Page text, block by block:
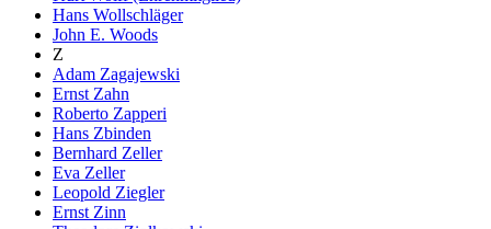
Hans Wollschläger
John E. Woods
Z
Adam Zagajewski
Ernst Zahn
Roberto Zapperi
Hans Zbinden
Bernhard Zeller
Eva Zeller
Leopold Ziegler
Ernst Zinn